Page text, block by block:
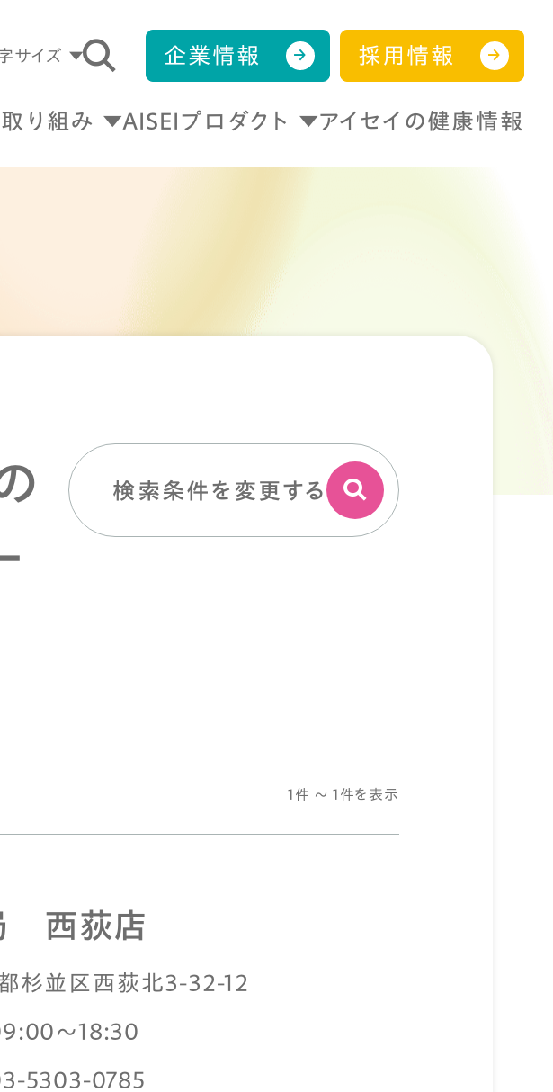
サイズ 企業情報 採用情報
り組み AISEIプロダクト アイセイの健康情報
検索条件を変更する
1件 ～ 1件を表示
西荻店
杉並区西荻北3-32-12
～18:30
5303-0785